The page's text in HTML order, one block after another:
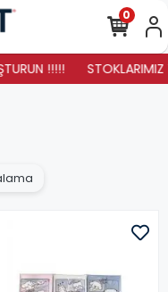
!!!!! STOKLARIMIZ
0